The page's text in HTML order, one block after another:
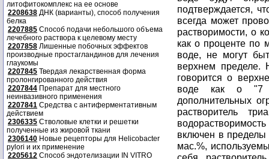
литофитокомплекс на ее основе
2208638 ДНК (варианты), способ получения
белка
2207885 Способ подачи небольшого объема
лечебного раствора к целевому месту
2207858 Лишенные побочных эффектов
производные простагландинов для лечения
глаукомы
2207845 Твердая лекарственная форма
пролонгированного действия
2207844 Препарат для местного
неинвазивного применения
2207841 Средства с антиферментативным
действием
2306335 Стволовые клетки и решетки
полученные из жировой ткани
2306140 Новые рецепторы для Helicobacter
pylori и их применение
2205612 Способ эндотелизации IN VITRO
подтверждается,
всегда может
растворимости, о
как о проценте по
воде, не могут
верхнем пределе.
говорится о
воде как о "7
дополнительных
растворитель
включен в
мас.%,